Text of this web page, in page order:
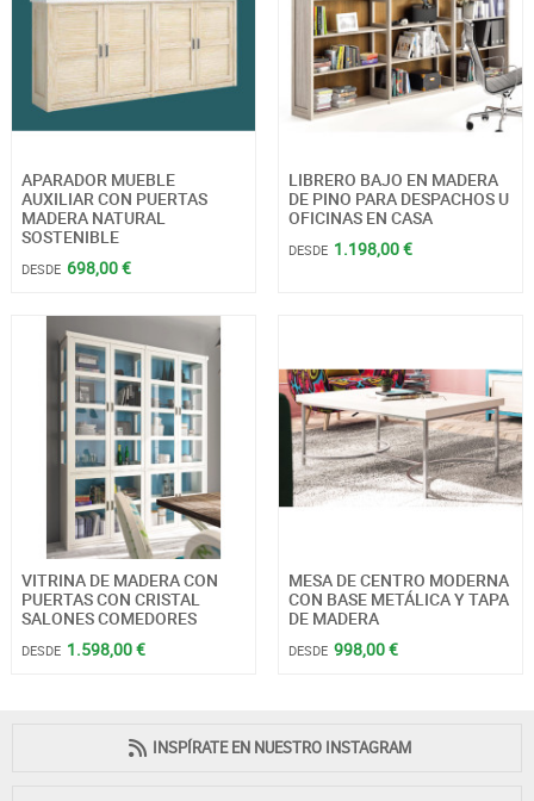
APARADOR MUEBLE
AUXILIAR CON PUERTAS
MADERA NATURAL
SOSTENIBLE
DESDE 698,00 €
LIBRERO BAJO EN MADERA
DE PINO PARA DESPACHOS U
OFICINAS EN CASA
DESDE 1.198,00 €
VITRINA DE MADERA CON
PUERTAS CON CRISTAL
SALONES COMEDORES
DESDE 1.598,00 €
MESA DE CENTRO MODERNA
CON BASE METÁLICA Y TAPA
DE MADERA
DESDE 998,00 €
INSPÍRATE EN NUESTRO INSTAGRAM